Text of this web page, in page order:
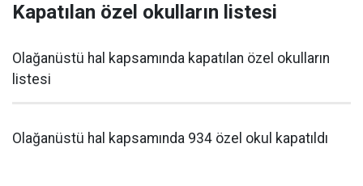
Kapatılan özel okulların listesi
Olağanüstü hal kapsamında kapatılan özel okulların
listesi
Olağanüstü hal kapsamında 934 özel okul kapatıldı